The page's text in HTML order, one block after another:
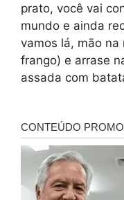
prato, você vai
mundo e ainda
vamos lá, mão na
frango) e arrase
assada com